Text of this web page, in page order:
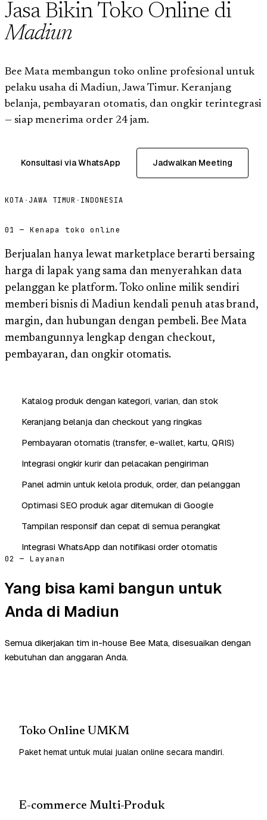
Jasa Bikin Toko Online di
Madiun
Bee Mata membangun toko online profesional untuk
pelaku usaha di Madiun, Jawa Timur. Keranjang
belanja, pembayaran otomatis, dan ongkir terintegrasi
— siap menerima order 24 jam.
Konsultasi via WhatsApp Jadwalkan Meeting
KOTA · JAWA TIMUR · INDONESIA
01 — Kenapa toko online
Berjualan hanya lewat marketplace berarti bersaing
harga di lapak yang sama dan menyerahkan data
pelanggan ke platform. Toko online milik sendiri
memberi bisnis di Madiun kendali penuh atas brand,
margin, dan hubungan dengan pembeli. Bee Mata
membangunnya lengkap dengan checkout,
pembayaran, dan ongkir otomatis.
Katalog produk dengan kategori, varian, dan stok
Keranjang belanja dan checkout yang ringkas
Pembayaran otomatis (transfer, e-wallet, kartu, QRIS)
Integrasi ongkir kurir dan pelacakan pengiriman
Panel admin untuk kelola produk, order, dan pelanggan
Optimasi SEO produk agar ditemukan di Google
Tampilan responsif dan cepat di semua perangkat
Integrasi WhatsApp dan notifikasi order otomatis
02 — Layanan
Yang bisa kami bangun untuk
Anda di Madiun
Semua dikerjakan tim in-house Bee Mata, disesuaikan dengan
kebutuhan dan anggaran Anda.
Toko Online UMKM
Paket hemat untuk mulai jualan online secara mandiri.
E-commerce Multi-Produk